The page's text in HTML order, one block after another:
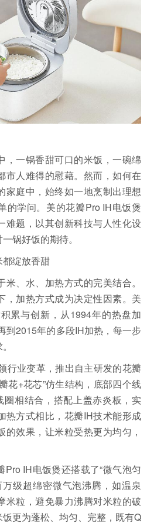
一锅香甜可口的米饭，一碗绵
市人难得的慰藉。然而，如何在
家庭中，始终如一地烹制出理想
的学问。美的花瓣Pro IH电饭煲
难题，以其创新科技与人性化设
锅好饭的期待。
绽放香甜
、水、加热方式的完美结合。
，加热方式成为决定性因素。美
累与创新，从1994年的热盘加
到2015年的多段IH加热，每一步
业变革，推出自主研发的花瓣
花+花芯”仿生结构，底部四个线
圈相结合，搭配上盖赤炎板，实
热方式相比，花瓣IH技术能形成
效果，让米粒受热更为均匀，
IH电饭煲还搭载了“微气泡匀
级超绵密微气泡沸腾，如温泉
米粒，避免暴力沸腾对米粒的破
更为蓬松、均匀、完整，既有Q